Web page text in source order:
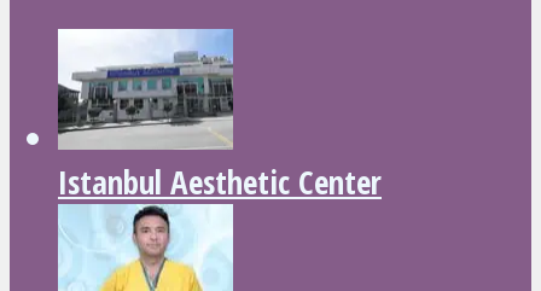
Istanbul Aesthetic Center